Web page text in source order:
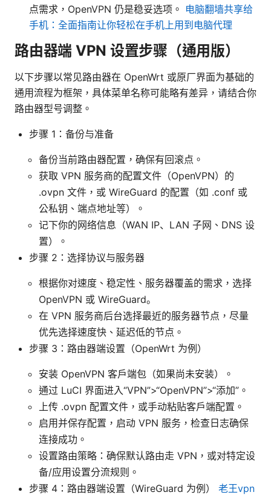
点需求，OpenVPN 仍是稳妥选项。 电脑翻墙共享给
手机：全面指南让你轻松在手机上用到电脑代理
路由器端 VPN 设置步骤（通用版）
以下步骤以常见路由器在 OpenWrt 或原厂界面为基础的
通用流程为框架，具体菜单名称可能略有差异，请结合你
路由器型号调整。
步骤 1：备份与准备
备份当前路由器配置，确保有回滚点。
获取 VPN 服务商的配置文件（OpenVPN）的
.ovpn 文件，或 WireGuard 的配置（如 .conf 或
公私钥、端点地址等）。
记下你的网络信息（WAN IP、LAN 子网、DNS 设
置）。
步骤 2：选择协议与服务器
根据你对速度、稳定性、服务器覆盖的需求，选择
OpenVPN 或 WireGuard。
在 VPN 服务商后台选择最近的服务器节点，尽量
优先选择速度快、延迟低的节点。
步骤 3：路由器端设置（OpenWrt 为例）
安装 OpenVPN 客户端包（如果尚未安装）。
通过 LuCI 界面进入“VPN”>“OpenVPN”>“添加”。
上传 .ovpn 配置文件，或手动粘贴客户端配置。
启用并保存配置，启动 VPN 服务，检查日志确保
连接成功。
设置路由策略：确保默认路由走 VPN，或对特定设
备/应用设置分流规则。
步骤 4：路由器端设置（WireGuard 为例） 老王vpn